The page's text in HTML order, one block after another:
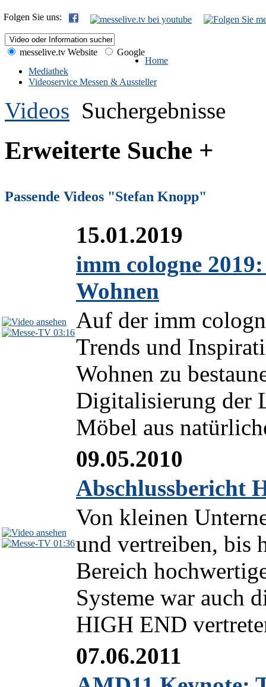
Folgen Sie uns:
messelive.tv Website
Google
Home
Mediathek
Videoservice Messen & Aussteller
Videos Suchergebnisse
Erweiterte Suche +
Passende Videos "Stefan Knopp"
03:16
15.01.2019
imm cologne
Wohnen
Auf der imm
Trends und
Wohnen zu
Digitalisierung der
Möbel aus
01:36
09.05.2010
Abschlussbericht
Von kleinen
und vertreiben, bis
Bereich
Systeme war auch
HIGH END
07.06.2011